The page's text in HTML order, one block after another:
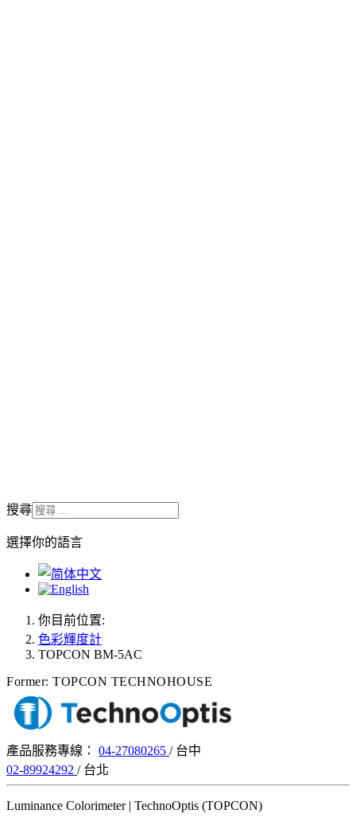
搜尋
選擇你的語言
你目前位置:
色彩輝度計
TOPCON BM-5AC
Former: TOPCON TECHNOHOUSE
產品服務專線： 04-27080265 / 台中
02-89924292 / 台北
Luminance Colorimeter | TechnoOptis (TOPCON)